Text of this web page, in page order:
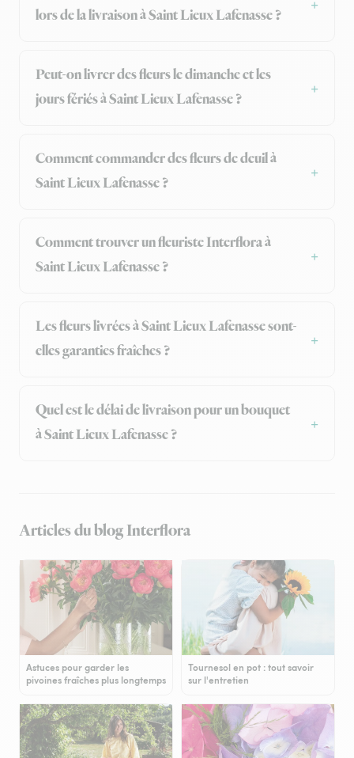
lors de la livraison à Saint Lieux Lafenasse ?
Peut-on livrer des fleurs le dimanche et les
jours fériés à Saint Lieux Lafenasse ?
Comment commander des fleurs de deuil à
Saint Lieux Lafenasse ?
Comment trouver un fleuriste Interflora à
Saint Lieux Lafenasse ?
Les fleurs livrées à Saint Lieux Lafenasse sont-
elles garanties fraîches ?
Quel est le délai de livraison pour un bouquet
à Saint Lieux Lafenasse ?
Articles du blog Interflora
Astuces pour garder les
pivoines fraîches plus longtemps
Tournesol en pot : tout savoir
sur l'entretien